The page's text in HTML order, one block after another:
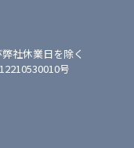
社休業日を除く
号